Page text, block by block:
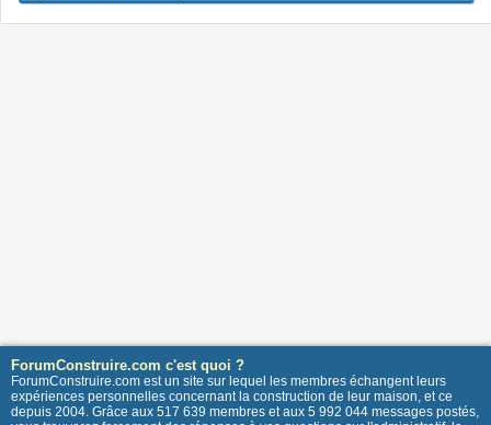
ForumConstruire.com c'est quoi ?
ForumConstruire.com est un site sur lequel les membres échangent leurs
expériences personnelles concernant la construction de leur maison, et ce
depuis 2004. Grâce aux 517 639 membres et aux 5 992 044 messages postés,